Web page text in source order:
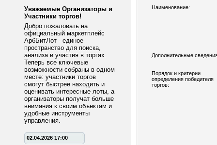
Уважаемые Организаторы и
Участники торгов!
Добро пожаловать на
официальный маркетплейс
АрбБитЛот - единое
пространство для поиска,
анализа и участия в торгах.
Теперь все ключевые
возможности собраны в одном
месте: участники торгов
смогут быстрее находить и
оценивать интересные лоты, а
организаторы получат больше
внимания к своим объектам и
удобные инструменты
управления.
02.04.2026 17:00
Наименование:
Дополнительные
Порядок и критерии
определения победителя
торгов: